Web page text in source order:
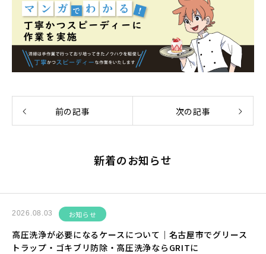
前の記事 次の記事
新着のお知らせ
2026.08.03 お知らせ
高圧洗浄が必要になるケースについて｜名古屋市でグリース
トラップ・ゴキブリ防除・高圧洗浄ならGRITに